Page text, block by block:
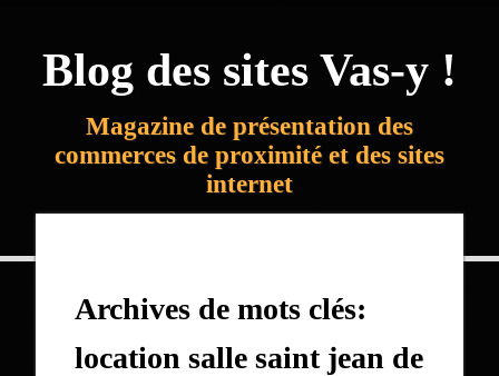
Blog des sites Vas-y !
Magazine de présentation des
commerces de proximité et des sites
internet
Archives de mots clés:
location salle saint jean de